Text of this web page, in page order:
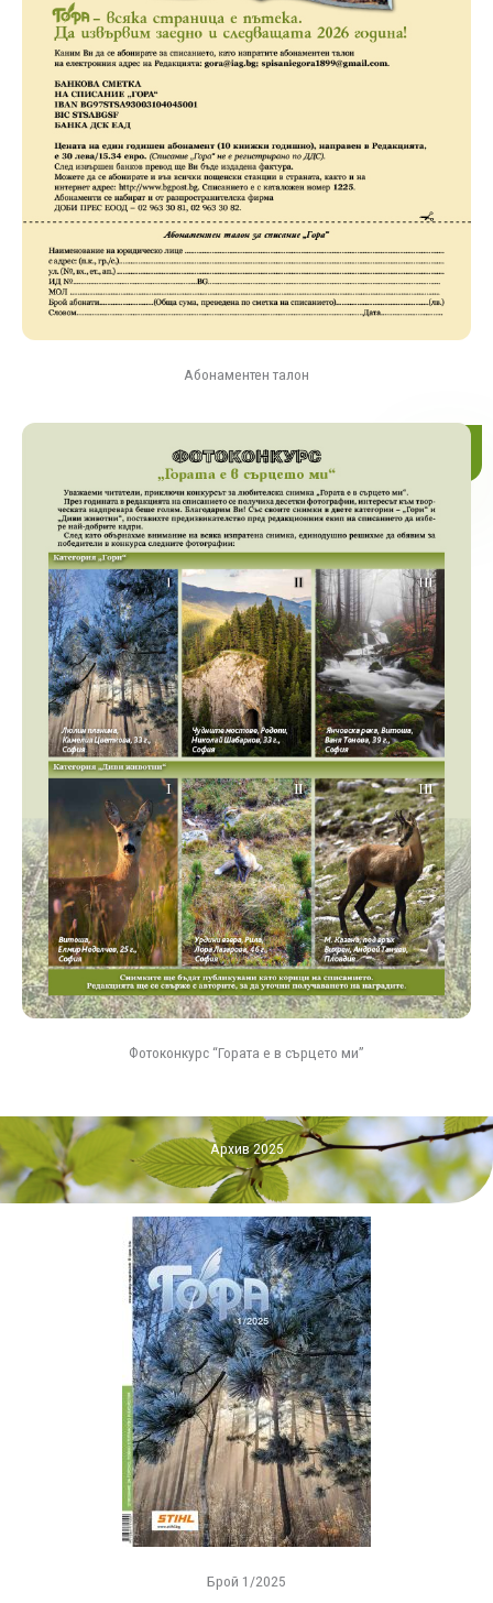
Абонаментен талон
Фотоконкурс “Гората е в сърцето ми”
Архив 2025
Брой 1/2025